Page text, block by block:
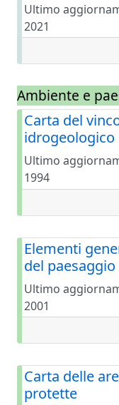
Ultimo
2021
Ambiente e
Carta del
idrogeologico
Ultimo
1994
Elementi
del paesaggio
Ultimo
2001
Carta delle
protette